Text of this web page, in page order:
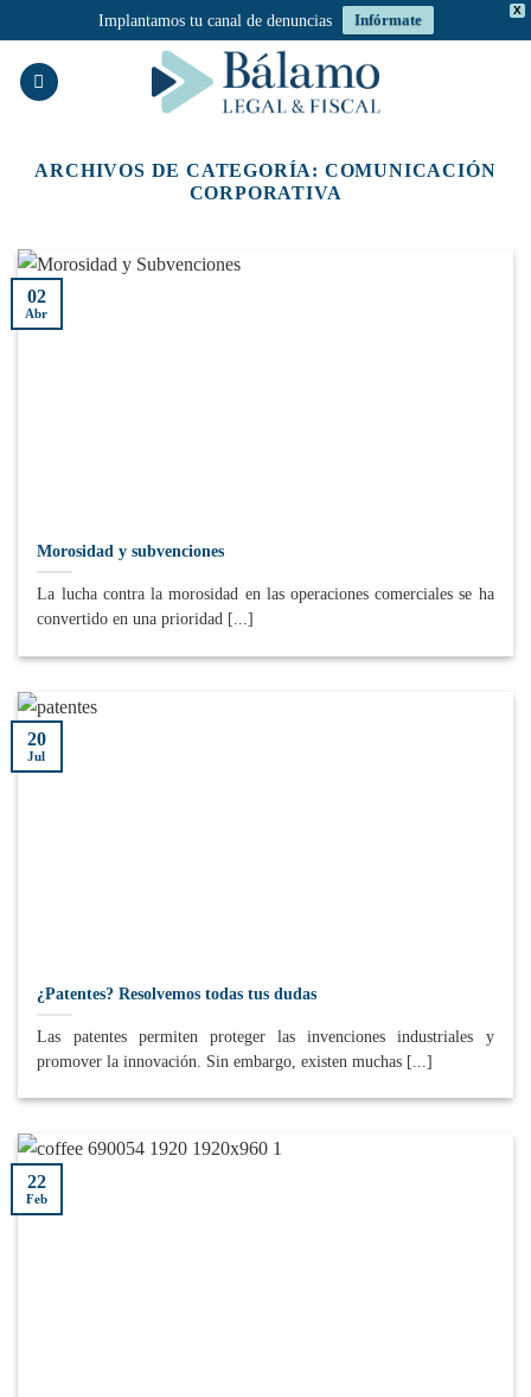
X
Implantamos tu canal de denuncias Infórmate
ARCHIVOS DE CATEGORÍA: COMUNICACIÓN
CORPORATIVA
Morosidad y subvenciones
La lucha contra la morosidad en las operaciones comerciales se ha
convertido en una prioridad [...]
02
Abr
¿Patentes? Resolvemos todas tus dudas
Las patentes permiten proteger las invenciones industriales y
promover la innovación. Sin embargo, existen muchas [...]
20
Jul
22
Feb